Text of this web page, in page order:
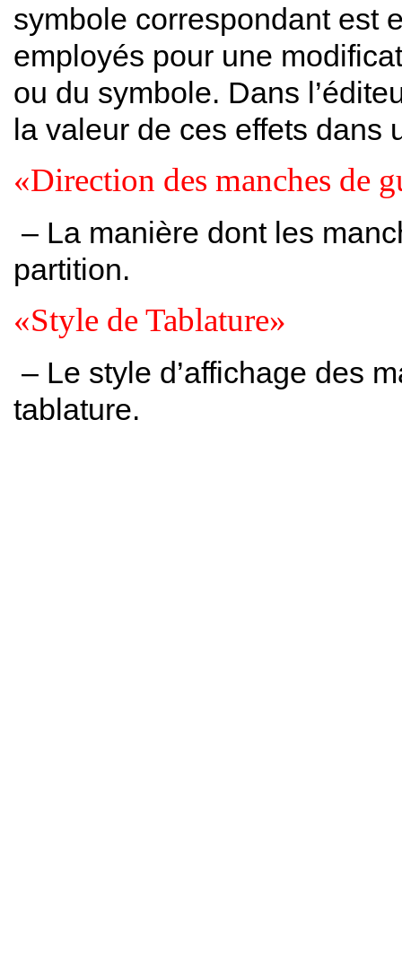
symbole correspondant est
employés pour une
ou du symbole. Dans
la valeur de ces effets dans
«Direction des manches de
– La manière dont les
partition.
«Style de Tablature»
– Le style d’affichage des
tablature.